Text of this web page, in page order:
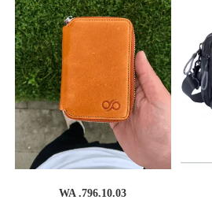
WA .796.10.03